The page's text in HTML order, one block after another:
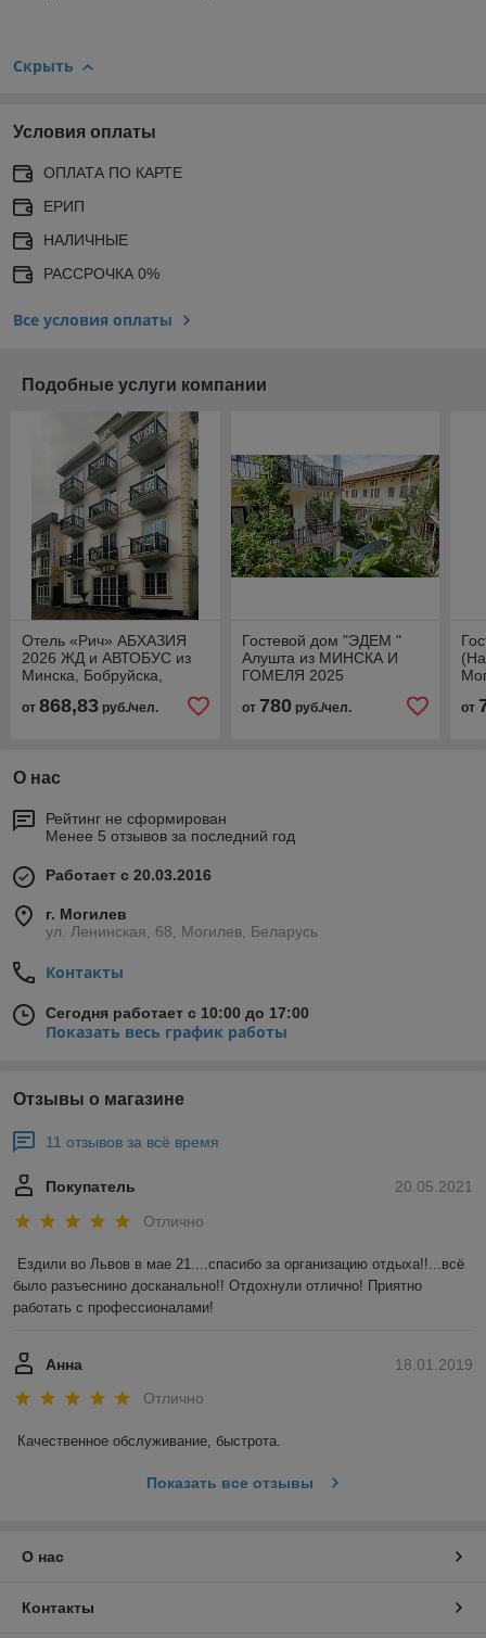
Скрыть
Условия оплаты
ОПЛАТА ПО КАРТЕ
ЕРИП
НАЛИЧНЫЕ
РАССРОЧКА 0%
Все условия оплаты
Подобные услуги компании
Отель «Рич» АБХАЗИЯ
2026 ЖД и АВТОБУС из
Минска, Бобруйска,
от 868,83 руб./чел.
Гостевой дом "ЭДЕМ "
Алушта из МИНСКА И
ГОМЕЛЯ 2025
от 780руб./чел. от
О нас
Рейтинг не сформирован
Менее 5 отзывов за последний год
Работает с 20.03.2016
г. Могилев
ул. Ленинская, 68, Могилев, Беларусь
Контакты
Сегодня работает с 10:00 до 17:00
Показать весь график работы
Отзывы о магазине
11 отзывов за всё время
20.05.2021
Покупатель
Отлично
Ездили во Львов в мае 21....спасибо за организацию отдыха!!...всё
было разъеснино досканально!! Отдохнули отлично! Приятно
работать с профессионалами!
18.01.2019
Анна
Отлично
Качественное обслуживание, быстрота.
Показать все отзывы
О нас
Контакты